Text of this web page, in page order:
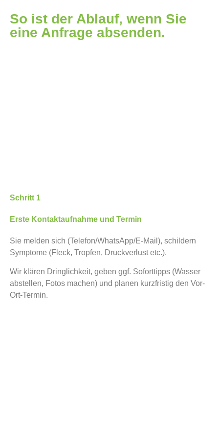
So ist der Ablauf, wenn Sie
eine Anfrage absenden.
Schritt 1
Erste Kontaktaufnahme und Termin
Sie melden sich (Telefon/WhatsApp/E-Mail), schildern
Symptome (Fleck, Tropfen, Druckverlust etc.).
Wir klären Dringlichkeit, geben ggf. Soforttipps (Wasser
abstellen, Fotos machen) und planen kurzfristig den Vor-
Ort-Termin.